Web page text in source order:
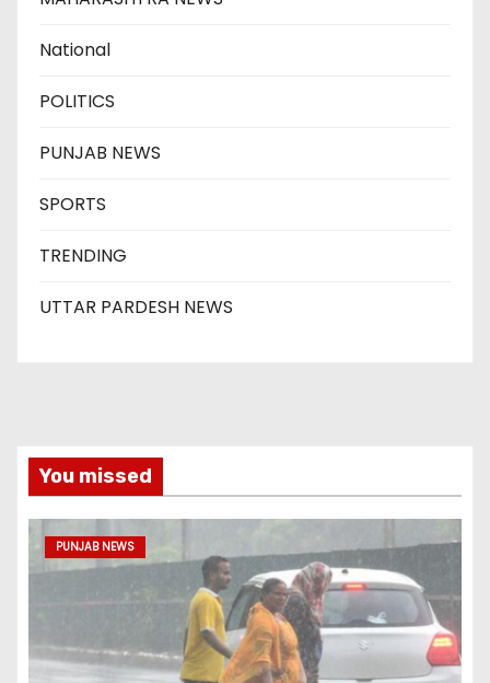
National
POLITICS
PUNJAB NEWS
SPORTS
TRENDING
UTTAR PARDESH NEWS
You missed
PUNJAB NEWS